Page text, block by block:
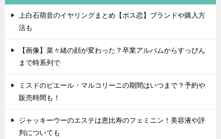
上白石萌音のイヤリングまとめ【ボス恋】ブランドや購入方
法も
【画像】菜々緒の顔が変わった？卒業アルバムからすっぴん
まで時系列で
ミスドのピエール・マルコリーニの期間はいつまで？予約や
販売時間も！
ジャッキーウーのエステは恵比寿のフェミニン！美容液や評
判についても